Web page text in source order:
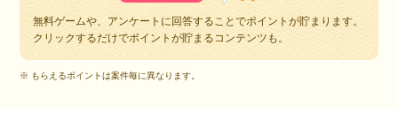
無料ゲームや、アンケートに回答することでポイントが貯まります。
クリックするだけでポイントが貯まるコンテンツも。
※ もらえるポイントは案件毎に異なります。